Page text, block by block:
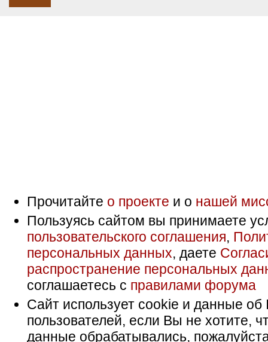
Прочитайте о проекте и о нашей
Пользуясь сайтом вы принимаете
пользовательского соглашения,
персональных данных, даете
распространение персональных
соглашаетесь с правилами форума
Сайт использует cookie и данные об
пользователей, если Вы не хотите,
данные обрабатывались,